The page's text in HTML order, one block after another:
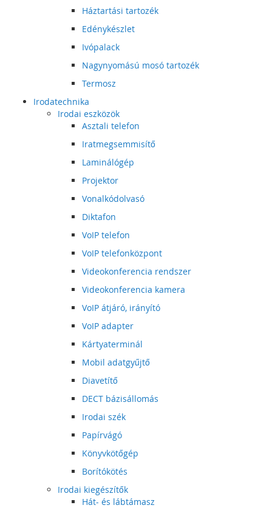
Háztartási tartozék
Edénykészlet
Ivópalack
Nagynyomású mosó tartozék
Termosz
Irodatechnika
Irodai eszközök
Asztali telefon
Iratmegsemmisítő
Laminálógép
Projektor
Vonalkódolvasó
Diktafon
VoIP telefon
VoIP telefonközpont
Videokonferencia rendszer
Videokonferencia kamera
VoIP átjáró, irányító
VoIP adapter
Kártyaterminál
Mobil adatgyűjtő
Diavetítő
DECT bázisállomás
Irodai szék
Papírvágó
Könyvkötőgép
Borítókötés
Irodai kiegészítők
Hát- és lábtámasz